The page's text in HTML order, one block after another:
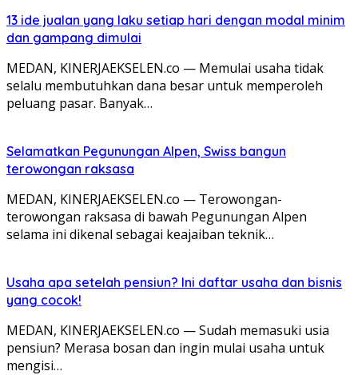
13 ide jualan yang laku setiap hari dengan modal minim
dan gampang dimulai
MEDAN, KINERJAEKSELEN.co — Memulai usaha tidak
selalu membutuhkan dana besar untuk memperoleh
peluang pasar. Banyak…
Selamatkan Pegunungan Alpen, Swiss bangun
terowongan raksasa
MEDAN, KINERJAEKSELEN.co — Terowongan-
terowongan raksasa di bawah Pegunungan Alpen
selama ini dikenal sebagai keajaiban teknik…
Usaha apa setelah pensiun? Ini daftar usaha dan bisnis
yang cocok!
MEDAN, KINERJAEKSELEN.co — Sudah memasuki usia
pensiun? Merasa bosan dan ingin mulai usaha untuk
mengisi…